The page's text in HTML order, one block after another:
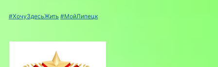
#ХочуЗдесьЖить #МойЛипецк